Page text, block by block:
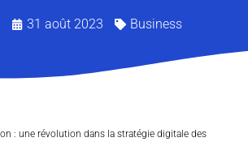
31 août 2023 Business
: une révolution dans la stratégie digitale des